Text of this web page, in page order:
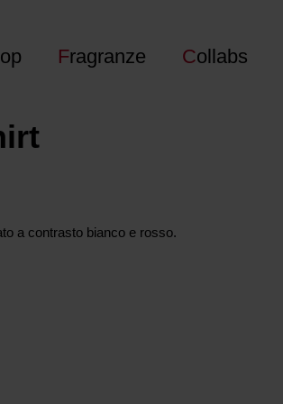
Fragranze Collabs
a contrasto bianco e rosso.